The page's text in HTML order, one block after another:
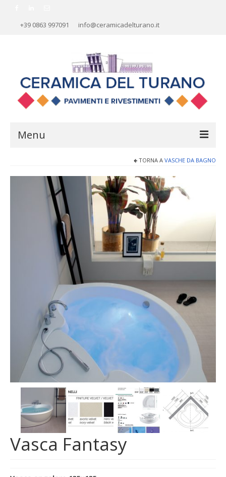
+39 0863 997091 info@ceramicadelturano.it
Menu
AZIENDA
RIVESTIMENTI
PAVIMENTI
MOBILI BAGNO
ARREDO BAGNO
BOX DOCCIA
Sanitari
RUBINETTERIA
CAMINI E STUFE
CONTATTI
TORNA A VASCHE DA BAGNO
Vasca Fantasy